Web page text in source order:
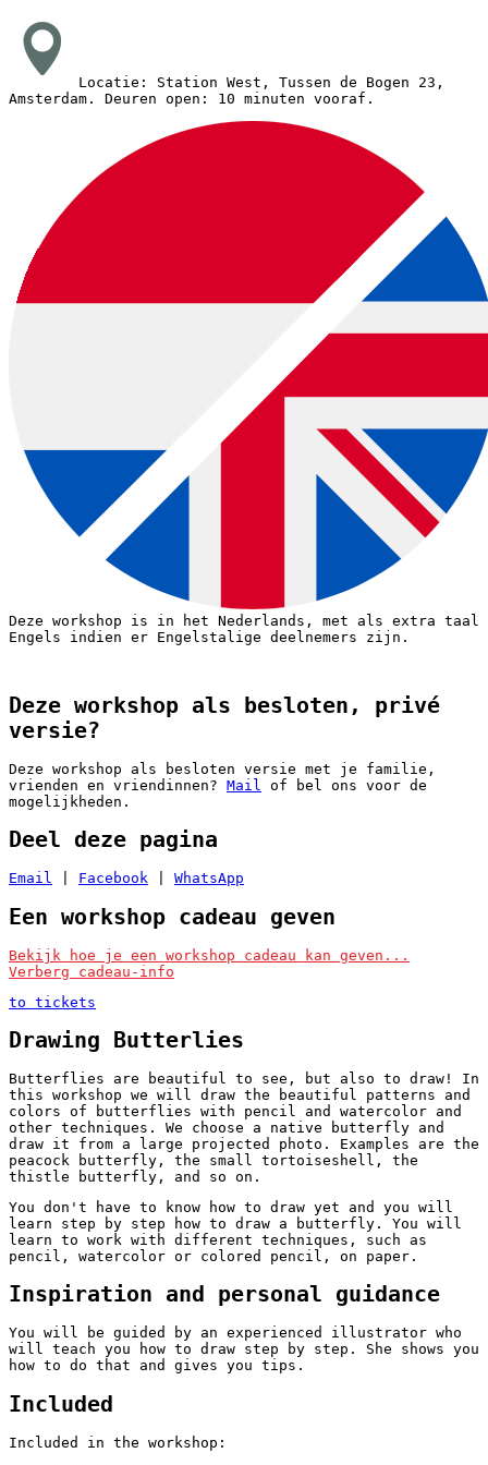
Locatie: Station West, Tussen de Bogen 23,
Amsterdam. Deuren open: 10 minuten vooraf.
Deze workshop is in het Nederlands, met als extra taal
Engels indien er Engelstalige deelnemers zijn.
Deze workshop als besloten, privé
versie?
Deze workshop als besloten versie met je familie,
vrienden en vriendinnen? Mail of bel ons voor de
mogelijkheden.
Deel deze pagina
Email Facebook WhatsApp
Een workshop cadeau geven
Ik wil deze workshop als cadeau geven
en mailadres en vermeld bij ‘Opmerking’ voor wie het
persoon/personen.
reserveren dan nog geen plek, maar wachten tot de
ontvanger zelf een datum doorgeeft om mee te doen.
Lees s.v.p. ook deAlgemene voorwaarden, onder het
kopje ‘Inschrijving als cadeau’.
Ik wil een zelf te kiezen workshop cadeau geven
Wil je dat de ontvanger zelf een workshop kan kiezen?
Schrijf je dan in met je eigen naam en mailadres bij
een workshop die als prijs de waarde van je cadeau
heeft.
nog te kiezen ‘.
workshop kan kiezen (of meerdere zolang dat past
binnen de waarde).
kopje ‘Inschrijving als cadeau’.
Bekijk hoe je een workshop cadeau kan geven...
Verberg cadeau-info
to tickets
Drawing Butterlies
Butterflies are beautiful to see, but also to draw! In
this workshop we will draw the beautiful patterns and
colors of butterflies with pencil and watercolor and
other techniques. We choose a native butterfly and
draw it from a large projected photo. Examples are the
peacock butterfly, the small tortoiseshell, the
thistle butterfly, and so on.
You don't have to know how to draw yet and you will
learn step by step how to draw a butterfly. You will
learn to work with different techniques, such as
pencil, watercolor or colored pencil, on paper.
Inspiration and personal guidance
You will be guided by an experienced illustrator who
will teach you how to draw step by step. She shows you
how to do that and gives you tips.
Included
Included in the workshop: